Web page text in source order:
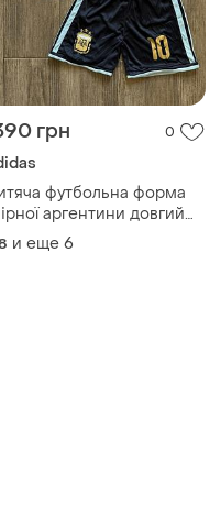
грн 0
футбольна форма
аргентини довгий
мессі чемпіонат світу
адідас комплект
и еще 6